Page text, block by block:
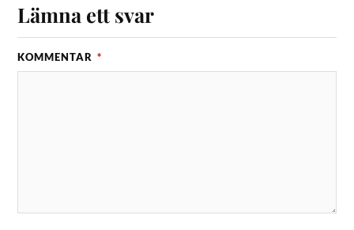
Lämna ett svar
KOMMENTAR *